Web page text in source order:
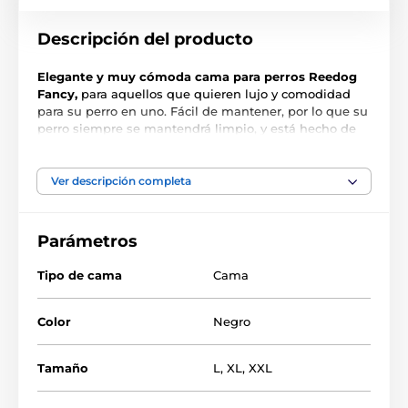
Descripción del producto
Elegante y muy cómoda cama para perros Reedog
Fancy, para aquellos que quieren lujo y comodidad
para su perro en uno. Fácil de mantener, por lo que su
perro siempre se mantendrá limpio, y está hecho de
humedad y las garras de su amigo de cuatro patas,
los bordes de la cama están hechos de cuero ECO, por
o lavar en la lavadora en un programa
interior de la cama está forrado con espuma suave
para un descanso cómodo y sin molestias. La cama es
adecuada para perros de razas pequeñas, medianas y
grandes.
Ver descripción completa
Parámetros
Tipo de cama Cama
Color Negro
Tamaño L, XL, XXL